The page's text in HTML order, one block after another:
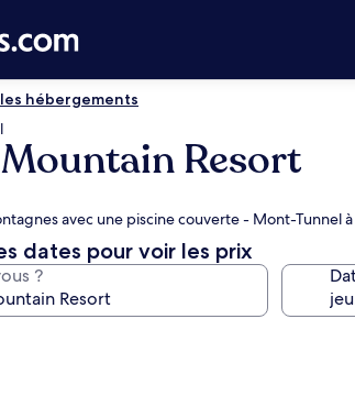
hébergements
Resort
avec une piscine couverte - Mont-Tunnel
dates pour voir les prix
?